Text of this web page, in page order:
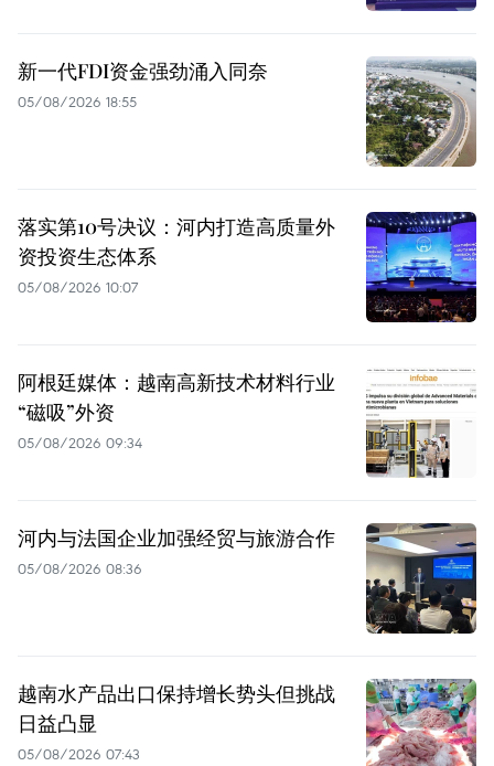
新一代FDI资金强劲涌入同奈
05/08/2026 18:55
落实第10号决议：河内打造高质量外
资投资生态体系
05/08/2026 10:07
阿根廷媒体：越南高新技术材料行业
“磁吸”外资
05/08/2026 09:34
河内与法国企业加强经贸与旅游合作
05/08/2026 08:36
越南水产品出口保持增长势头但挑战
日益凸显
05/08/2026 07:43